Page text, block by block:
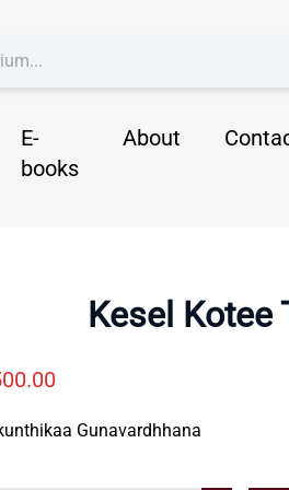
E-
books
About
Kesel Kotee
Gunavardhhana